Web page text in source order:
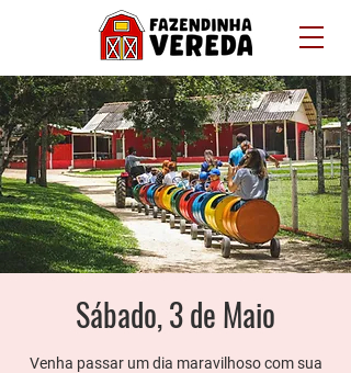
Sábado, 3 de Maio
Venha passar um dia maravilhoso com sua